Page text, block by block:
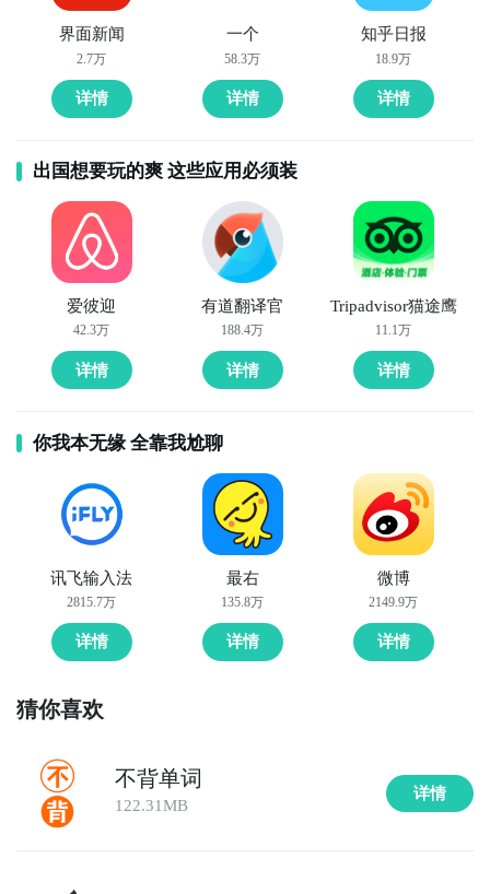
界面新闻
2.7万
详情
一个
58.3万
详情
知乎日报
18.9万
详情
出国想要玩的爽 这些应用必须装
爱彼迎
42.3万
详情
有道翻译官
188.4万
详情
Tripadvisor猫途鹰
11.1万
详情
你我本无缘 全靠我尬聊
讯飞输入法
2815.7万
详情
最右
135.8万
详情
微博
2149.9万
详情
猜你喜欢
不背单词
122.31MB
详情